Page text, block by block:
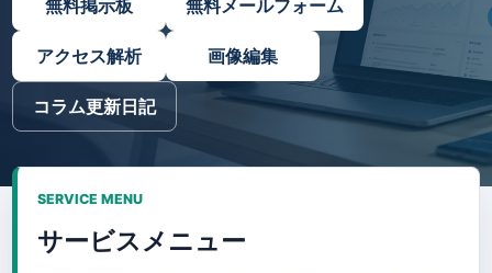
無料掲示板 無料メールフォーム
アクセス解析 画像編集
コラム更新日記
SERVICE MENU
サービスメニュー